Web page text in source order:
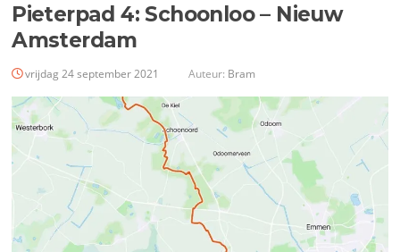
Pieterpad 4: Schoonloo – Nieuw
Amsterdam
vrijdag 24 september 2021 Auteur: Bram